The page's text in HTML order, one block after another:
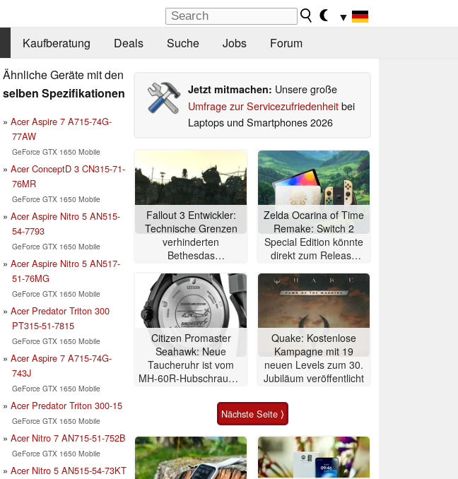
▼
Kaufberatung Deals Suche Jobs Forum
Ähnliche Geräte mit den
selben Spezifikationen
Acer Aspire 7 A715-74G-
77AW
GeForce GTX 1650 Mobile
Acer ConceptD 3 CN315-71-
76MR
GeForce GTX 1650 Mobile
Acer Aspire Nitro 5 AN515-
54-7793
GeForce GTX 1650 Mobile
Acer Aspire Nitro 5 AN517-
51-76MG
GeForce GTX 1650 Mobile
Acer Predator Triton 300
PT315-51-7815
GeForce GTX 1650 Mobile
Acer Aspire 7 A715-74G-
743J
GeForce GTX 1650 Mobile
Acer Predator Triton 300-15
GeForce GTX 1650 Mobile
Acer Nitro 7 AN715-51-752B
GeForce GTX 1650 Mobile
Acer Nitro 5 AN515-54-73KT
Jetzt mitmachen: Unsere große
Umfrage zur Servicezufriedenheitbei
Laptops und Smartphones 2026
Fallout 3 Entwickler:
Technische Grenzen
verhinderten
Bethesdas
Zelda Ocarina of Time
Remake: Switch 2
Special Edition könnte
direkt zum Release
Citizen Promaster
Seahawk: Neue
Taucheruhr ist vom
MH-60R-Hubschrauber
Quake: Kostenlose
Kampagne mit 19
neuen Levels zum 30.
Jubiläum veröffentlicht
Nächste Seite ⟩